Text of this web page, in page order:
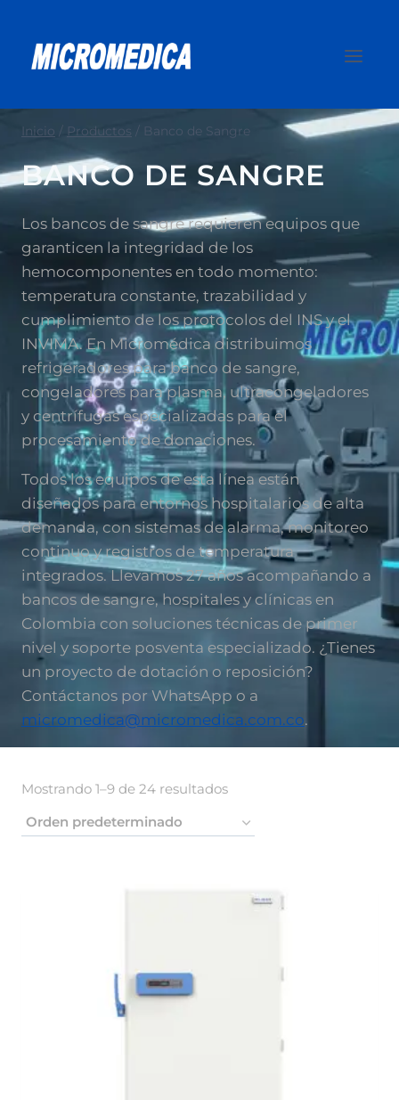
contenido
Inicio / Productos / Banco de Sangre
BANCO DE SANGRE
Los bancos de sangre requieren equipos que
garanticen la integridad de los
hemocomponentes en todo momento:
temperatura constante, trazabilidad y
cumplimiento de los protocolos del INS y el
INVIMA. En Micromédica distribuimos
refrigeradores para banco de sangre,
congeladores para plasma, ultracongeladores
y centrífugas especializadas para el
procesamiento de donaciones.
Todos los equipos de esta línea están
diseñados para entornos hospitalarios de alta
demanda, con sistemas de alarma, monitoreo
continuo y registros de temperatura
integrados. Llevamos 27 años acompañando a
bancos de sangre, hospitales y clínicas en
Colombia con soluciones técnicas de primer
nivel y soporte posventa especializado. ¿Tienes
un proyecto de dotación o reposición?
Contáctanos por WhatsApp o a
micromedica@micromedica.com.co.
Mostrando 1–9 de 24 resultados